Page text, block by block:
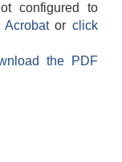
configured to
Acrobatorclick
the PDF